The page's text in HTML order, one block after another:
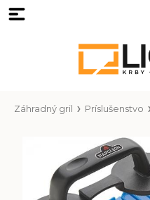
Záhradný gril Príslušenstvo